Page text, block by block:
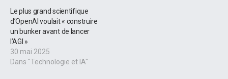
Le plus grand scientifique
d’OpenAI voulait « construire
un bunker avant de lancer
l’AGI »
30 mai 2025
Dans "Technologie et IA"